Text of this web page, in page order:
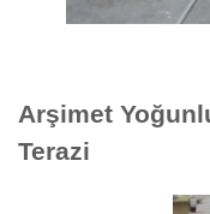
Arşimet
Terazi